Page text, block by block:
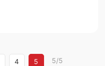
4 5 5/5